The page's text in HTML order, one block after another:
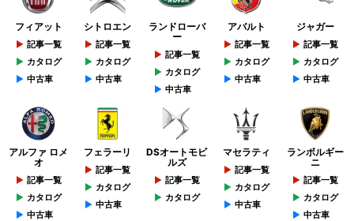
フィアット
記事一覧
カタログ
中古車
シトロエン
記事一覧
カタログ
中古車
ランドローバ
ー
記事一覧
カタログ
中古車
アバルト
記事一覧
カタログ
中古車
ジャガー
記事一覧
カタログ
中古車
アルファ ロメ
オ
記事一覧
カタログ
中古車
フェラーリ
記事一覧
カタログ
中古車
DSオートモビ
ルズ
記事一覧
カタログ
マセラティ
記事一覧
カタログ
中古車
ランボルギー
ニ
記事一覧
カタログ
中古車